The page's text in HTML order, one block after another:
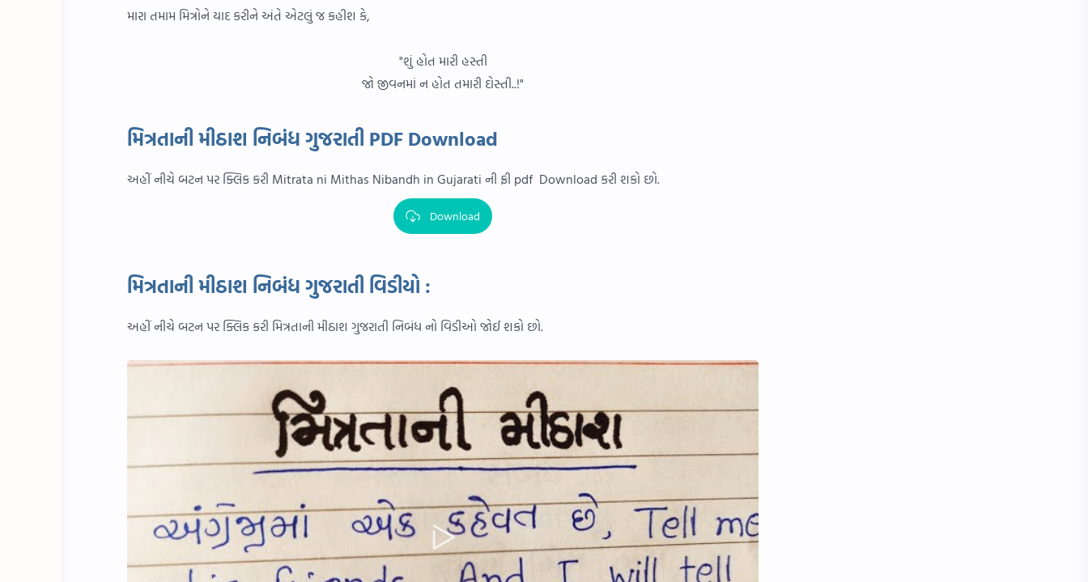
મારા તમામ મિત્રોને યાદ કરીને અંતે એટલું જ કહીશ કે,
"શું હોત મારી હસ્તી
જો જીવનમાં ન હોત તમારી દોસ્તી..!"
મિત્રતાની મીઠાશ નિબંધ ગુજરાતી PDF Download
અહીં નીચે બટન પર ક્લિક કરી Mitrata ni Mithas Nibandh in Gujarati ની ફ્રી pdf Download કરી શકો છો.
Download
મિત્રતાની મીઠાશ નિબંધ ગુજરાતી વિડીયો :
અહીં નીચે બટન પર ક્લિક કરી મિત્રતાની મીઠાશ ગુજરાતી નિબંધ નો વિડીઓ જોઈ શકો છો.